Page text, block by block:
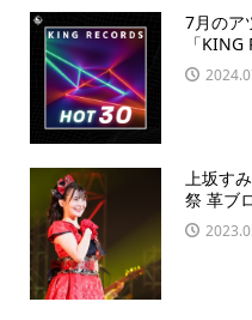
7月のア
「KING
上坂す
祭 革ブ